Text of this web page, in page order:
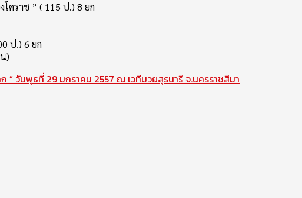
คราช ” ( 115 ป.) 8 ยก
ป.) 6 ยก
)
” วันพุธที่ 29 มกราคม 2557 ณ เวทีมวยสุรนารี จ.นครราชสีมา